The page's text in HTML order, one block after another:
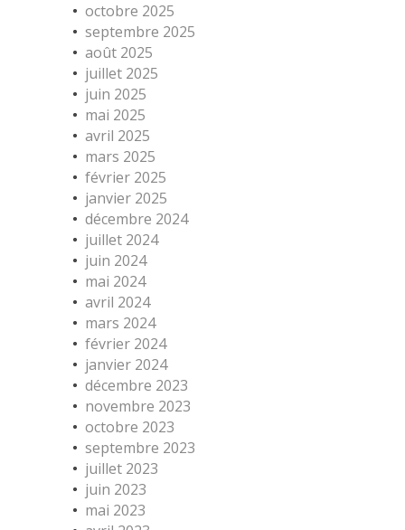
octobre 2025
septembre 2025
août 2025
juillet 2025
juin 2025
mai 2025
avril 2025
mars 2025
février 2025
janvier 2025
décembre 2024
juillet 2024
juin 2024
mai 2024
avril 2024
mars 2024
février 2024
janvier 2024
décembre 2023
novembre 2023
octobre 2023
septembre 2023
juillet 2023
juin 2023
mai 2023